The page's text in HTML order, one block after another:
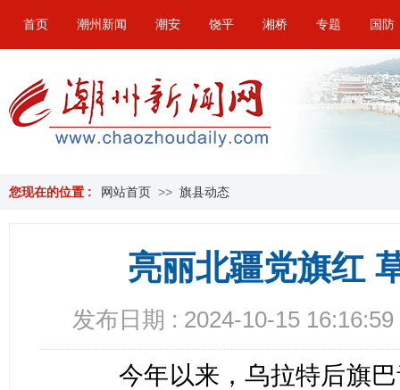
首页 潮州新闻 潮安 饶平 湘桥 专题 国防
您现在的位置 : 网站首页 >> 旗县动态
亮丽北疆党旗红
发布日期 : 2024-10-15 16:16:59
今年以来，乌拉特后旗巴